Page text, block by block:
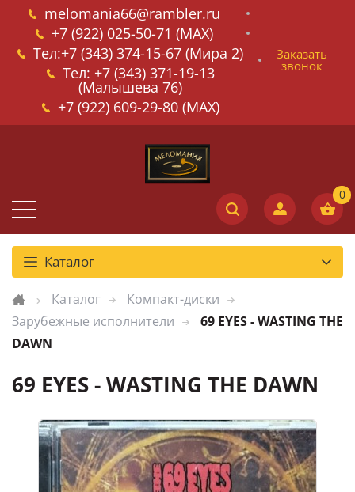
melomania66@rambler.ru
+7 (922) 025-50-71 (MAX)
Тел:+7 (343) 374-15-67 (Мира 2)
Тел: +7 (343) 371-19-13
(Малышева 76)
+7 (922) 609-29-80 (MAX)
Заказать
звонок
Каталог
Каталог
Компакт-диски
Зарубежные исполнители
69 EYES - WASTING THE
DAWN
69 EYES - WASTING THE DAWN